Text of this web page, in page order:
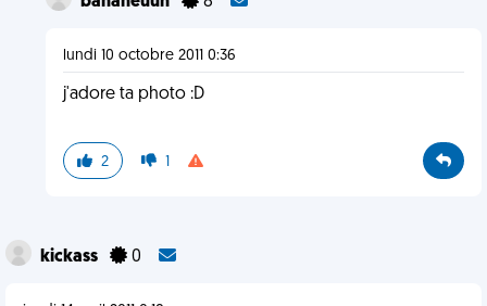
lundi 10 octobre 2011 0:36
j'adore ta photo :D
2 1
kickass 0